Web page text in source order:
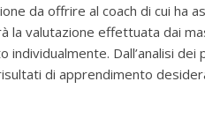
da offrire al coach di cui ha
valutazione effettuata dai
Dall’analisi
di apprendimento